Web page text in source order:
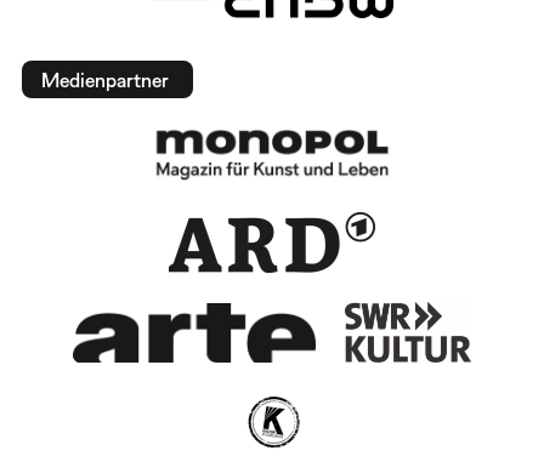
Medienpartner